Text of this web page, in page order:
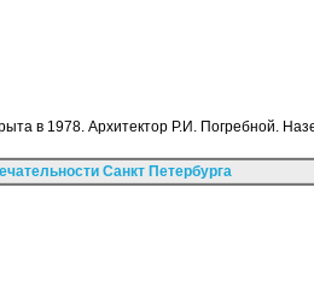
в 1978. Архитектор Р.И. Погребной.
Санкт Петербурга